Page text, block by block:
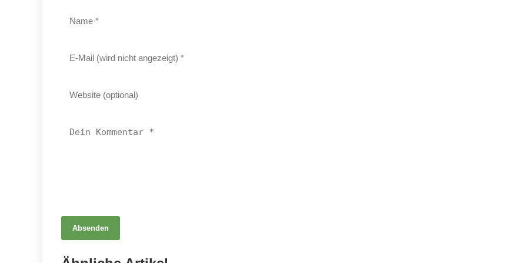
Absenden
07. Mai 2026
Nach der Arbeit auf Wolken: Entspanne mit